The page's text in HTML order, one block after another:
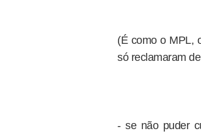
(É como o MPL,
só reclamaram
- se não puder